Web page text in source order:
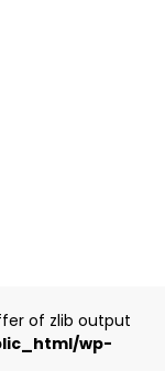
of zlib output
wp-